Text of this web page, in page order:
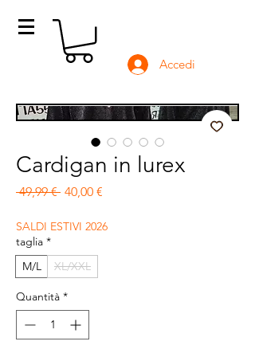
Accedi
Cardigan in lurex
49,99 € Prezzo regolare
40,00 €
SALDI ESTIVI 2026
taglia *
M/L
XL/XXL
Quantità *